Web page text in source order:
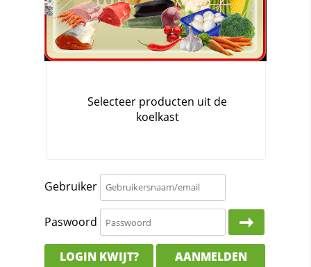
Gebruiker
Paswoord
LOGIN KWIJT? AANMELDEN